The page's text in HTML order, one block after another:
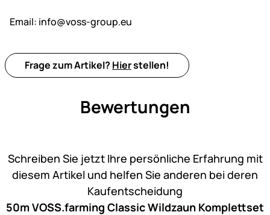
Email: info@voss-group.eu
Frage zum Artikel? Hierstellen!
Bewertungen
Schreiben Sie jetzt Ihre persönliche Erfahrung mit
diesem Artikel und helfen Sie anderen bei deren
Kaufentscheidung
50m VOSS.farming Classic Wildzaun Komplettset